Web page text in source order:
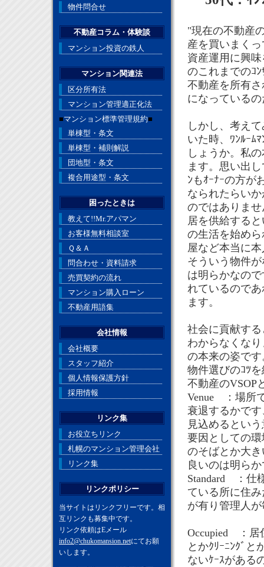
"現在の不動産
産を買いまく
資産運用に興
のこれまでのｺ
不動産を所有
になっている
しかし、考え
いた時、ﾜﾝﾙｰﾑ
しょうか。私
ます。思い出
ﾝもｵｰﾅｰの方が
なられたらい
のではありま
居を供給する
の生活を始めら
屋など本当に
そういう物件
は明らかなの
れているので
ます。
社会に貢献す
わからなくな
の本来の姿で
物件選びのｺﾂ
不動産のVSOP
Venue ：場所
衰退するかで
見込めるとい
要因としての
のそばとか大
良いのは明ら
Standard ：仕
ている所に住み
が有り管理人
Occupied ：居
とかｸﾘｰﾆﾝｸﾞ
ないｹｰｽがある
物件問合せ
不動産コラム・体験談
マンション投資の鉄人
マンション関連法
区分所有法
マンション管理適正化法
■マンション標準管理規約■
単棟型・条文
単棟型・補則解説
団地型・条文
複合用途型・条文
困ったときは
教えて!!Mr.アパマン
お客様無料相談室
Ｑ＆Ａ
問合わせ・資料請求
売買契約の流れ
マンション購入ローン
不動産用語集
会社情報
会社概要
スタッフ紹介
個人情報保護方針
採用情報
リンク集
お役立ちリンク
札幌のマンション管理会社
リンク集
リンクポリシー
当サイトはリンクフリーです。相
互リンクも募集中です。
リンク依頼はEメール
info2@chukomansion.netにてお願
いします。